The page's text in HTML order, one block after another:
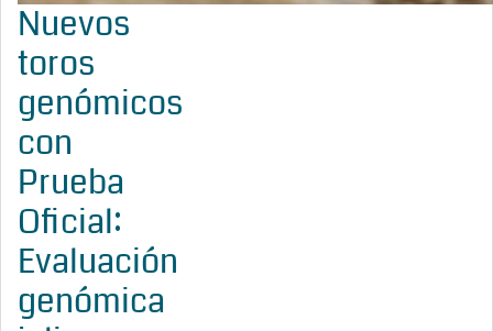
Nuevos
toros
genómicos
con
Prueba
Oficial:
Evaluación
genómica